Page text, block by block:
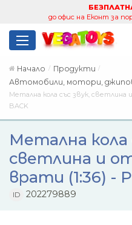
до офис на Еконт за
Начало
Продукти
Автомобили, мотори,
Метална кола със звук, светлина
BACK
Метална кола
светлина и
врати (1:36) -
ID 202279889